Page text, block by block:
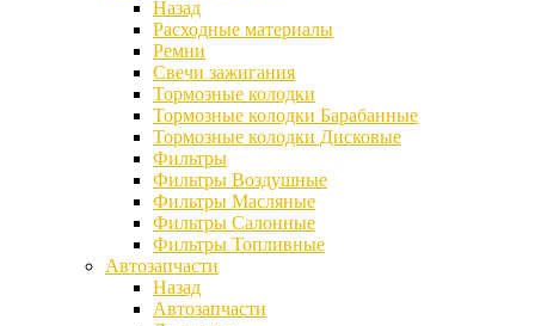
Назад
Расходные материалы
Ремни
Свечи зажигания
Тормозные колодки
Тормозные колодки Барабанные
Тормозные колодки Дисковые
Фильтры
Фильтры Воздушные
Фильтры Масляные
Фильтры Салонные
Фильтры Топливные
Автозапчасти
Назад
Автозапчасти